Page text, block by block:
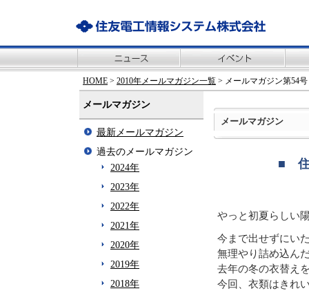
HOME > 2010年メールマガジン一覧 > メールマガジン第54号
メールマガジン
最新メールマガジン
過去のメールマガジン
2024年
2023年
2022年
2021年
2020年
2019年
2018年
メールマガジン
■ 住
やっと初夏らしい
今まで出せずにい
無理やり詰め込ん
去年の冬の衣替え
今回、衣類はきれ